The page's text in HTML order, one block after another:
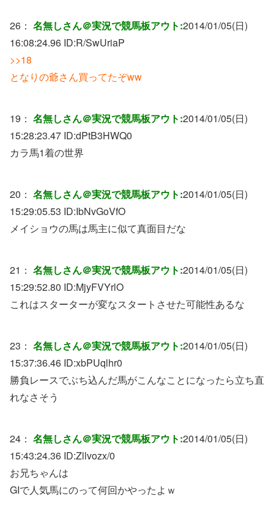
26： 名無しさん＠実況で競馬板アウト:2014/01/05(日)
16:08:24.96 ID:R/SwUriaP
>>18
となりの爺さん買ってたぞww
19： 名無しさん＠実況で競馬板アウト:2014/01/05(日)
15:28:23.47 ID:dPtB3HWQ0
カラ馬1着の世界
20： 名無しさん＠実況で競馬板アウト:2014/01/05(日)
15:29:05.53 ID:IbNvGoVfO
メイショウの馬は馬主に似て真面目だな
21： 名無しさん＠実況で競馬板アウト:2014/01/05(日)
15:29:52.80 ID:MjyFVYrlO
これはスターターが変なスタートさせた可能性あるな
23： 名無しさん＠実況で競馬板アウト:2014/01/05(日)
15:37:36.46 ID:xbPUqlhr0
勝負レースでぶち込んだ馬がこんなことになったら立ち直
れなさそう
24： 名無しさん＠実況で競馬板アウト:2014/01/05(日)
15:43:24.36 ID:Zllvozx/0
お兄ちゃんは
GIで人気馬にのって何回かやったよｗ